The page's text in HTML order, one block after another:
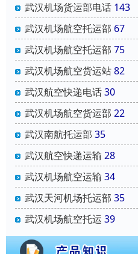
武汉机场货运部电话 143
武汉机场航空托运部 67
武汉机场航空托运部 75
武汉机场航空货运站82
武汉航空快递电话30
武汉机场航空货运部 22
武汉南航托运部 35
武汉航空快递运输 28
武汉机场航空运输 34
武汉天河机场托运部 35
武汉机场航空托运 39